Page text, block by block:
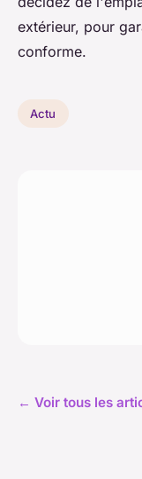
extérieur, pour
conforme.
Actu
← Voir tous les